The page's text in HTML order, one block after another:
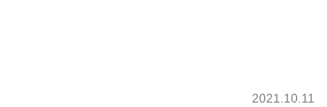
2021.10.11